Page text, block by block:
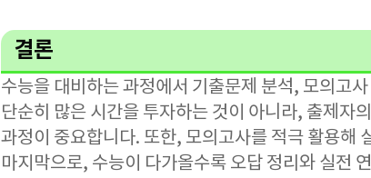
결론
수능을 대비하는 과정에서 기출문제 분석, 모의고
단순히 많은 시간을 투자하는 것이 아니라, 출제자
과정이 중요합니다. 또한, 모의고사를 적극 활용해
마지막으로, 수능이 다가올수록 오답 정리와 실전